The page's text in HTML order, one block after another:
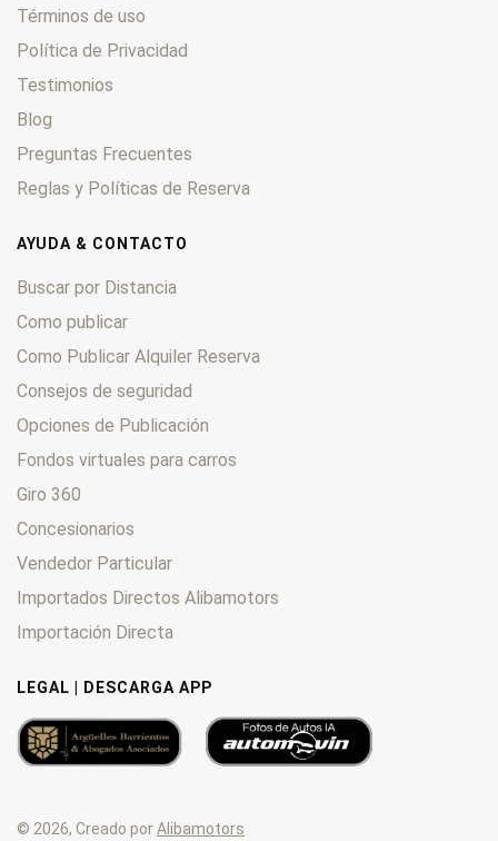
Términos de uso
Política de Privacidad
Testimonios
Blog
Preguntas Frecuentes
Reglas y Políticas de Reserva
AYUDA & CONTACTO
Buscar por Distancia
Como publicar
Como Publicar Alquiler Reserva
Consejos de seguridad
Opciones de Publicación
Fondos virtuales para carros
Giro 360
Concesionarios
Vendedor Particular
Importados Directos Alibamotors
Importación Directa
LEGAL | DESCARGA APP
© 2026, Creado porAlibamotors